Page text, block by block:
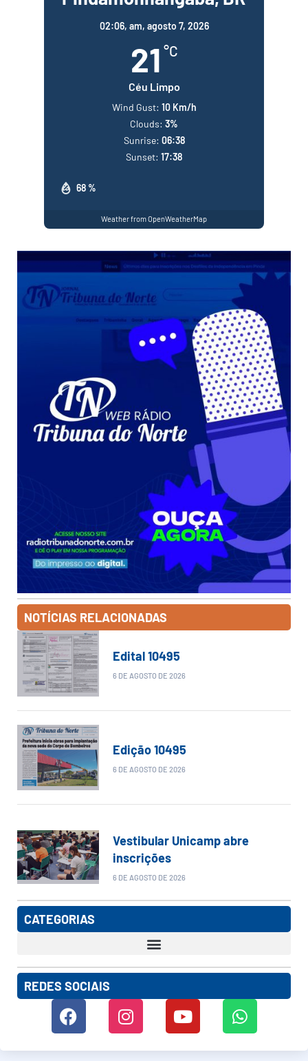
02:06, am, agosto 7, 2026
21 °C
Céu Limpo
68 %
Wind Gust: 10 Km/h
Clouds: 3%
Sunrise: 06:38
Sunset: 17:38
Weather from OpenWeatherMap
NOTÍCIAS RELACIONADAS
Edital 10495
6 DE AGOSTO DE 2026
Edição 10495
6 DE AGOSTO DE 2026
Vestibular Unicamp abre
inscrições
6 DE AGOSTO DE 2026
CATEGORIAS
REDES SOCIAIS